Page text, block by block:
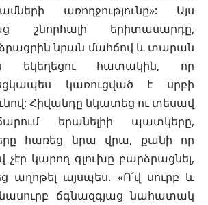
առողջությունը»: Այս
շնորհալի երիտասարդը,
նրան մահճով և տարան
եկեղեցու հատակին, որ
կառուցված է սրբի
Հիվանդը նկատեց ու տեսավ
երանելիի պատկերը,
հառեց նրա վրա, քանի որ
չէր կարող գլուխը բարձրացնել,
աղոթել այսպես. «Ո՛վ սուրբ և
ճգնազգյաց նահատակ